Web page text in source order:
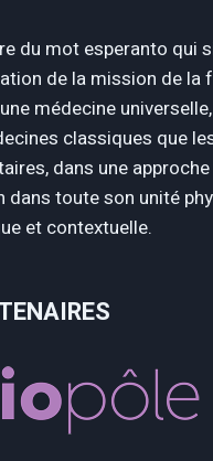
du mot esperanto qui
de la mission de la
médecine
classiques que
dans une
dans toute son unité
et contextuelle.